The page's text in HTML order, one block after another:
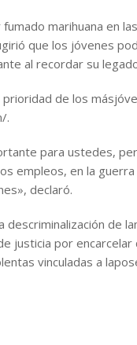
marihuana en
que los jóvenes
al recordar su
de los
.
para ustedes,
empleos, en la
declaró.
descriminalización de
justicia por
vinculadas a